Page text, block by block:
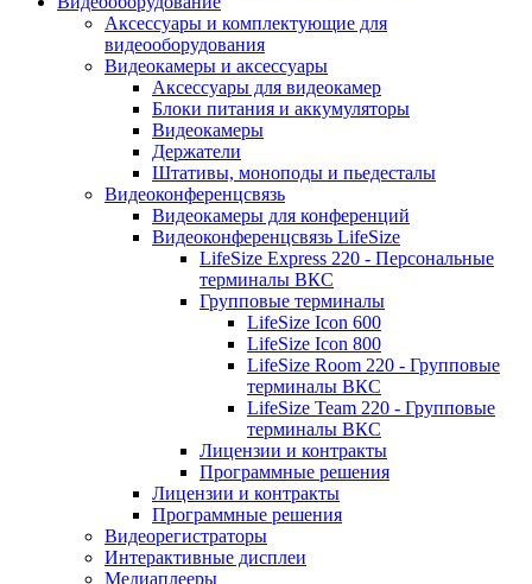
Аксессуары и комплектующие для
видеооборудования
Видеокамеры и аксессуары
Аксессуары для видеокамер
Блоки питания и аккумуляторы
Видеокамеры
Держатели
Штативы, моноподы и пьедесталы
Видеоконференцсвязь
Видеокамеры для конференций
Видеоконференцсвязь LifeSize
LifeSize Express 220 - Персональные
терминалы ВКС
Групповые терминалы
LifeSize Icon 600
LifeSize Icon 800
LifeSize Room 220 - Групповые
терминалы ВКС
LifeSize Team 220 - Групповые
терминалы ВКС
Лицензии и контракты
Программные решения
Лицензии и контракты
Программные решения
Видеорегистраторы
Интерактивные дисплеи
Медиаплееры